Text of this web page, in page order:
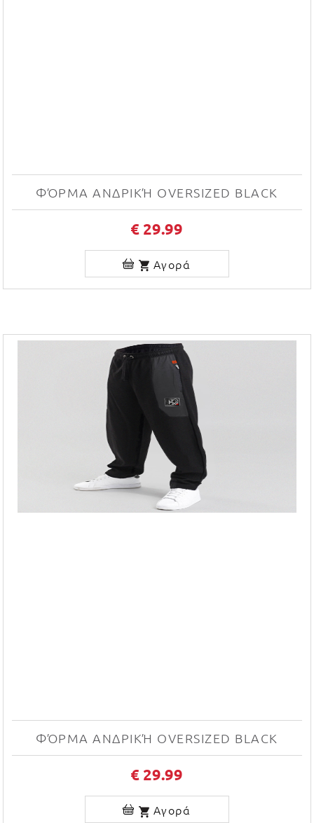
ΦΌΡΜΑ ΑΝΔΡΙΚΉ OVERSIZED BLACK
€ 29.99
Αγορά
ΦΌΡΜΑ ΑΝΔΡΙΚΉ OVERSIZED BLACK
€ 29.99
Αγορά